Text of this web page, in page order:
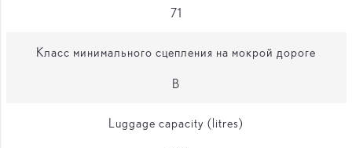
71
Класс минимального сцепления на мокрой дороге
B
Luggage capacity (litres)